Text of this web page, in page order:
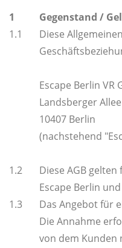
1
Gegenstand /
1.1
Diese
Escape Berlin VR
Landsberger
10407 Berlin
(nachstehend
1.2
Diese AGB
Escape Berlin
1.3
Das Angebot für
Die Annahme
von dem Kunden